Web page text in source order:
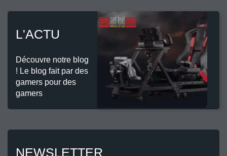
L'ACTU
Découvre notre blog
! Le blog fait par des
gamers pour des
gamers
NEWSLETTER